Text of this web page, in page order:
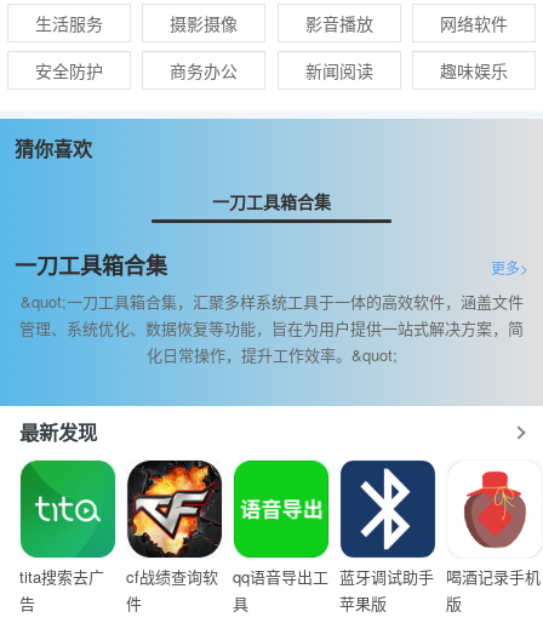
生活服务
摄影摄像 影音播放
网络软件
安全防护
商务办公 新闻阅读 趣味娱乐
猜你喜欢
一刀工具箱合集
一刀工具箱合集 更多>
&quot;一刀工具箱合集，汇聚多样系统工具于一体的高效软件，涵盖文件
管理、系统优化、数据恢复等功能，旨在为用户提供一站式解决方案，简
化日常操作，提升工作效率。&quot;
最新发现
tita搜索去广
告
cf战绩查询软
件
qq语音导出工
具
蓝牙调试助手
苹果版
喝酒记录手机
版